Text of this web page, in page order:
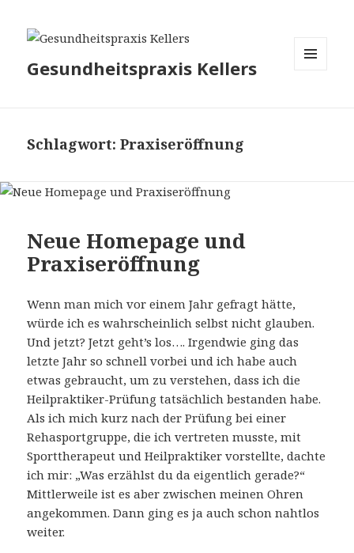
Gesundheitspraxis Kellers
Schlagwort:Praxiseröffnung
Neue Homepage und
Praxiseröffnung
Wenn man mich vor einem Jahr gefragt hätte,
würde ich es wahrscheinlich selbst nicht glauben.
Und jetzt? Jetzt geht’s los…. Irgendwie ging das
letzte Jahr so schnell vorbei und ich habe auch
etwas gebraucht, um zu verstehen, dass ich die
Heilpraktiker-Prüfung tatsächlich bestanden habe.
Als ich mich kurz nach der Prüfung bei einer
Rehasportgruppe, die ich vertreten musste, mit
Sporttherapeut und Heilpraktiker vorstellte, dachte
ich mir: „Was erzählst du da eigentlich gerade?“
Mittlerweile ist es aber zwischen meinen Ohren
angekommen. Dann ging es ja auch schon nahtlos
weiter.